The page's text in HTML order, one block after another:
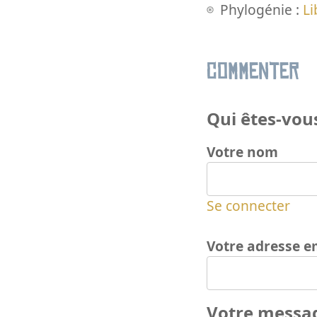
Phylogénie :
Commenter
Qui êtes-
Votre nom
Se connecter
Votre adresse